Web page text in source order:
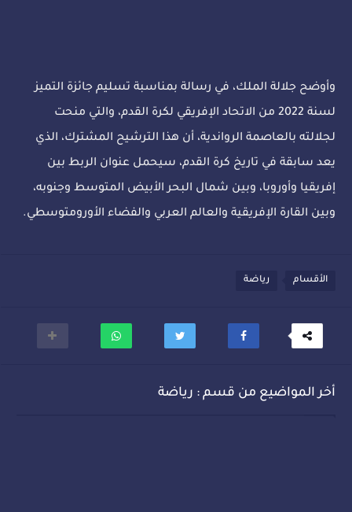
وأوضح جلالة الملك، في رسالة بمناسبة تسليم جائزة التميز
لسنة 2022 من الاتحاد الإفريقي لكرة القدم، والتي منحت
لجلالته بالعاصمة الرواندية، أن هذا الترشيح المشترك، الذي
يعد سابقة في تاريخ كرة القدم، سيحمل عنوان الربط بين
إفريقيا وأوروبا، وبين شمال البحر الأبيض المتوسط وجنوبه،
وبين القارة الإفريقية والعالم العربي والفضاء الأورومتوسطي.
الأقسام رياضة
أخر المواضيع من قسم : رياضة